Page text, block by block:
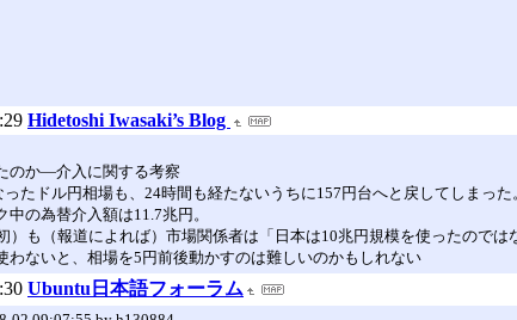
Hidetoshi Iwasaki’s Blog
のか―介入に関する考察
たドル円相場も、24時間も経たないうちに157円台へと戻してしまった
中の為替介入額は11.7兆円。
）も（報道によれば）市場関係者は「日本は10兆円規模を使ったのでは
わないと、相場を5円前後動かすのは難しいのかもしれない
Ubuntu日本語フォーラム